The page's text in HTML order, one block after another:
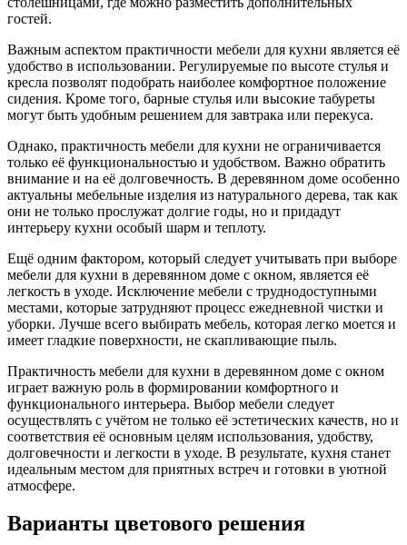
гостей.
Важным аспектом практичности мебели для кухни является её
удобство в использовании. Регулируемые по высоте стулья и
кресла позволят подобрать наиболее комфортное положение
сидения. Кроме того, барные стулья или высокие табуреты
могут быть удобным решением для завтрака или перекуса.
Однако, практичность мебели для кухни не ограничивается
только её функциональностью и удобством. Важно обратить
внимание и на её долговечность. В деревянном доме особенно
актуальны мебельные изделия из натурального дерева, так как
они не только прослужат долгие годы, но и придадут
интерьеру кухни особый шарм и теплоту.
Ещё одним фактором, который следует учитывать при выборе
мебели для кухни в деревянном доме с окном, является её
легкость в уходе. Исключение мебели с труднодоступными
местами, которые затрудняют процесс ежедневной чистки и
уборки. Лучше всего выбирать мебель, которая легко моется и
имеет гладкие поверхности, не скапливающие пыль.
Практичность мебели для кухни в деревянном доме с окном
играет важную роль в формировании комфортного и
функционального интерьера. Выбор мебели следует
осуществлять с учётом не только её эстетических качеств, но и
соответствия её основным целям использования, удобству,
долговечности и легкости в уходе. В результате, кухня станет
идеальным местом для приятных встреч и готовки в уютной
атмосфере.
Варианты цветового решения